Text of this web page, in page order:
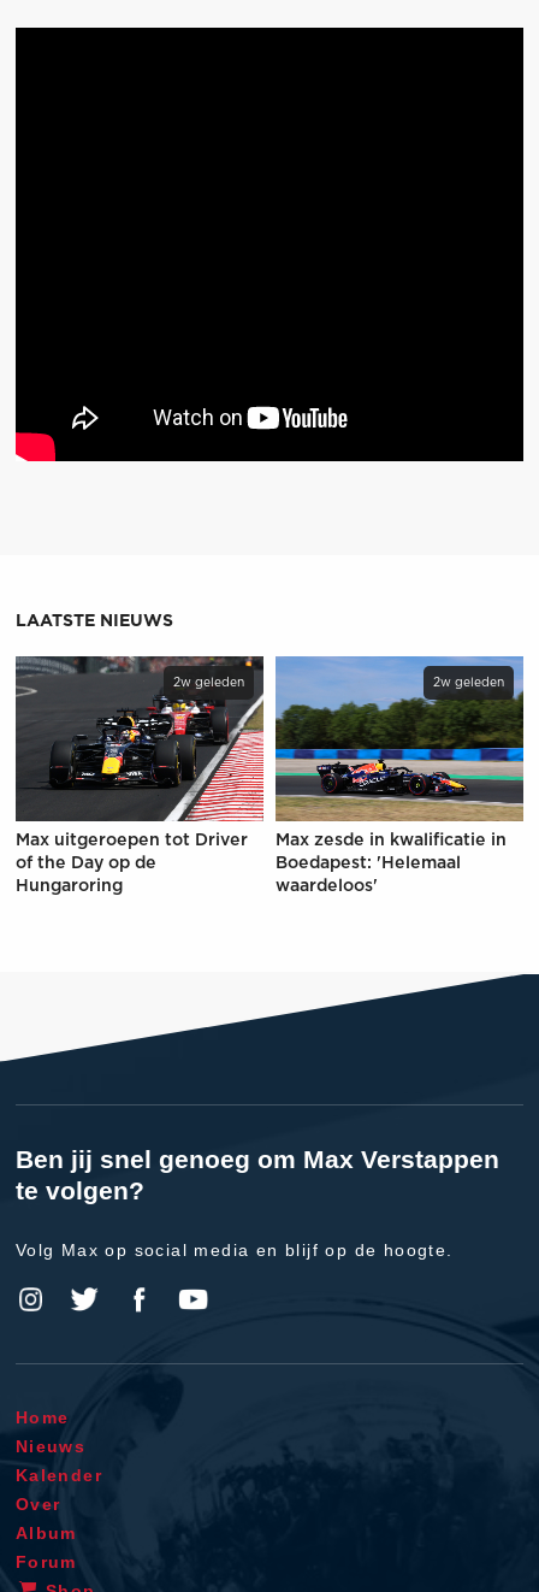
LAATSTE NIEUWS
2w geleden
Max uitgeroepen tot Driver
of the Day op de
Hungaroring
2w geleden
Max zesde in kwalificatie in
Boedapest: 'Helemaal
waardeloos'
Ben jij snel genoeg om Max Verstappen
te volgen?
Volg Max op social media en blijf op de hoogte.
Home
Nieuws
Kalender
Over
Album
Forum